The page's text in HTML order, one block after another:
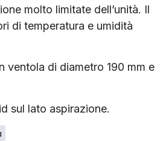
molto limitate dell’unità. Il
di temperatura e umidità
ventola di diametro 190 mm e
sul lato aspirazione.